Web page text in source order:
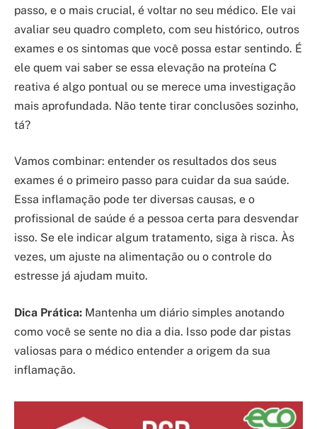
passo, e o mais crucial, é voltar no seu médico. Ele vai
avaliar seu quadro completo, com seu histórico, outros
exames e os sintomas que você possa estar sentindo. É
ele quem vai saber se essa elevação na proteína C
reativa é algo pontual ou se merece uma investigação
mais aprofundada. Não tente tirar conclusões sozinho,
tá?
Vamos combinar: entender os resultados dos seus
exames é o primeiro passo para cuidar da sua saúde.
Essa inflamação pode ter diversas causas, e o
profissional de saúde é a pessoa certa para desvendar
isso. Se ele indicar algum tratamento, siga à risca. Às
vezes, um ajuste na alimentação ou o controle do
estresse já ajudam muito.
Dica Prática: Mantenha um diário simples anotando
como você se sente no dia a dia. Isso pode dar pistas
valiosas para o médico entender a origem da sua
inflamação.